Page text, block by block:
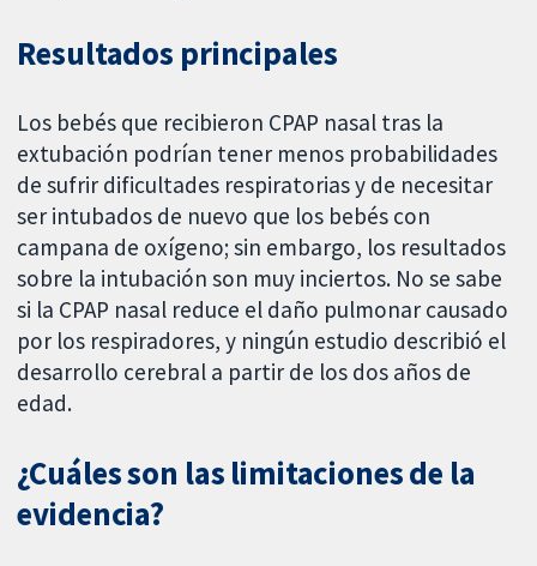
Resultados principales
Los bebés que recibieron CPAP nasal tras la
extubación podrían tener menos probabilidades
de sufrir dificultades respiratorias y de necesitar
ser intubados de nuevo que los bebés con
campana de oxígeno; sin embargo, los resultados
sobre la intubación son muy inciertos. No se sabe
si la CPAP nasal reduce el daño pulmonar causado
por los respiradores, y ningún estudio describió el
desarrollo cerebral a partir de los dos años de
edad.
¿Cuáles son las limitaciones de la
evidencia?